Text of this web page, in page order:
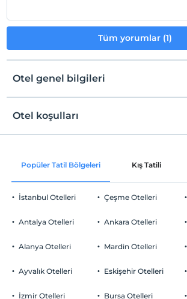
Tüm yorumlar (1)
Otel genel bilgileri
Ortak alanlar ve tüm odalar
Otel koşulları
Check/in
Check/out
En geç saat 12:00 ve öncesi
Evcil Hayvan
Tesisimizde 15 yaş altı çocuklar konaklayamaz
Popüler Tatil Bölgeleri Kış Tatili
İstanbul Otelleri
Antalya Otelleri
Alanya Otelleri
Ayvalık Otelleri
İzmir Otelleri
Çeşme Otelleri
Ankara Otelleri
Mardin Otelleri
Eskişehir Otelleri
Bursa Otelleri